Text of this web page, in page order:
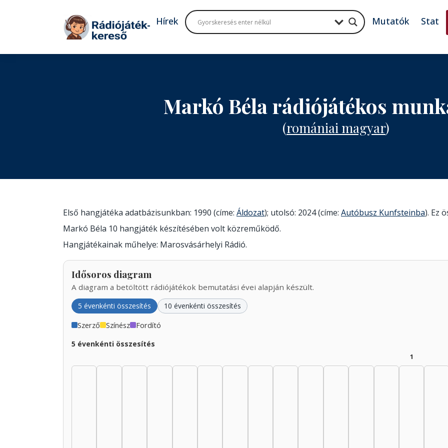
Tovább a tartalomhoz
Hírek Mutatók Stat
Markó Béla rádiójátékos
(romániai magyar)
Első hangjátéka adatbázisunkban: 1990 (címe: Áldozat); utolsó: 2024 (címe: Autóbusz Kunfsteinba). Ez
Markó Béla 10 hangjáték készítésében volt közreműködő.
Hangjátékainak műhelye: Marosvásárhelyi Rádió.
Idősoros diagram
A diagram a betöltött rádiójátékok bemutatási évei alapján készült.
5 évenkénti összesítés 10 évenkénti összesítés
Szerző Színész Fordító
5 évenkénti összesítés
1